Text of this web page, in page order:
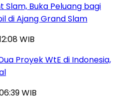
Slam, Buka Peluang bagi
di Ajang Grand Slam
WIB
Proyek WtE di Indonesia,
WIB